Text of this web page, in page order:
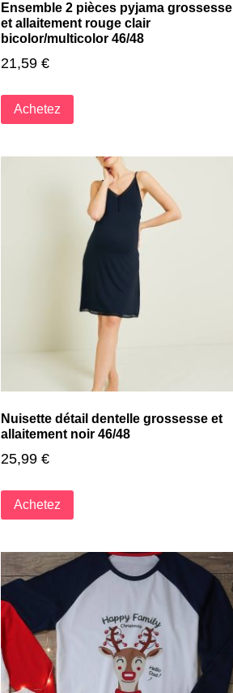
Ensemble 2 pièces pyjama grossesse
et allaitement rouge clair
bicolor/multicolor 46/48
21,59 €
Achetez
Nuisette détail dentelle grossesse et
allaitement noir 46/48
25,99 €
Achetez